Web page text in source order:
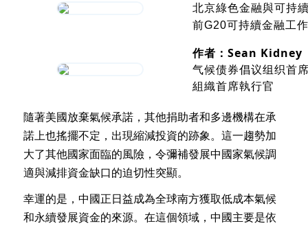
北京綠色金融與可持
前G20可持續金融工
作者：Sean Kidney
气候债券倡议组织首
組織首席執行官
隨著美國放棄氣候承諾，其他捐助者和多邊機構在承
諾上也搖擺不定，出現縮減投資的跡象。這一趨勢加
大了其他國家面臨的風險，令彌補發展中國家氣候調
適與減排資金缺口的迫切性突顯。
幸運的是，中國正日益成為全球南方獲取低成本氣候
和永續發展資金的來源。在這個領域，中國主要是依